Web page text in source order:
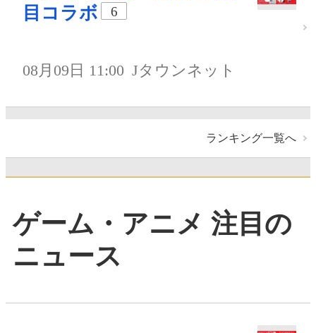
目コラボ
6
08月09日 11:00 Jタウンネット
ランキング一覧へ
ゲーム・アニメ 注目の
ニュース